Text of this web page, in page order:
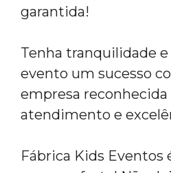
garantida!
Tenha tranquilidade e
evento um sucesso
empresa reconhecida
atendimento e
Fábrica Kids Eventos